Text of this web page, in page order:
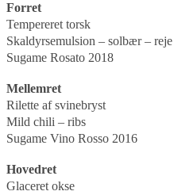
Forret
Tempereret torsk
Skaldyrsemulsion – solbær – reje
Sugame Rosato 2018
Mellemret
Rilette af svinebryst
Mild chili – ribs
Sugame Vino Rosso 2016
Hovedret
Glaceret okse